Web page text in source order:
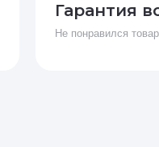
Гарантия
Не понравился